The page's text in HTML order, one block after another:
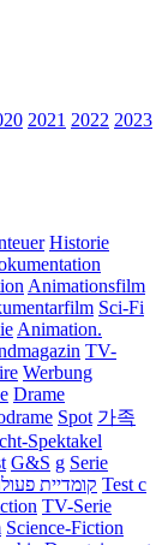
2021 2022 2023
Historie
Animationsfilm
Sci-Fi
Animation.
TV-
Werbung
Drame
Spot 가족
Spektakel
G&S g Serie
קומדיית Test c
TV-Serie
Science-Fiction